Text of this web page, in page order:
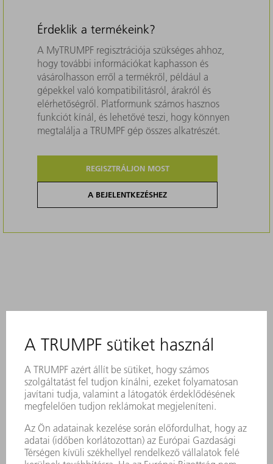
Érdeklik a termékeink?
A MyTRUMPF regisztrációja szükséges ahhoz,
hogy további információkat kaphasson és
vásárolhasson erről a termékről, például a
gépekkel való kompatibilitásról, árakról és
elérhetőségről. Platformunk számos hasznos
funkciót kínál, és lehetővé teszi, hogy könnyen
megtalálja a TRUMPF gép összes alkatrészét.
REGISZTRÁLJON MOST
A BEJELENTKEZÉSHEZ